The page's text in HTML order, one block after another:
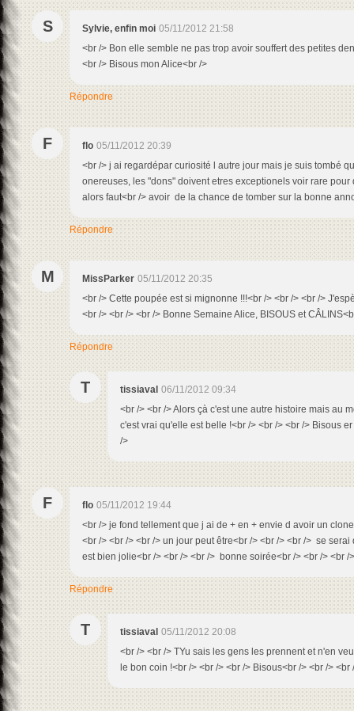
S Sylvie, enfin moi 05/11/2012 21:58
<br /> Bon elle semble ne pas trop avoir souffert des petites
<br /> Bisous mon Alice<br />
Répondre
F flo 05/11/2012 20:39
<br /> j ai regardépar curiosité l autre jour mais je suis tombé
onereuses, les "dons" doivent etres exceptionels voir rare
alors faut<br /> avoir de la chance de tomber sur la bonne
Répondre
M MissParker 05/11/2012 20:35
<br /> Cette poupée est si mignonne !!!<br /> <br /> <br />
<br /> <br /> <br /> Bonne Semaine Alice, BISOUS et
Répondre
T tissiaval 06/11/2012 09:34
<br /> <br /> Alors çà c'est une autre histoire mais au
c'est vrai qu'elle est belle !<br /> <br /> <br /> Bisous
/>
F flo 05/11/2012 19:44
<br /> je fond tellement que j ai de + en + envie d avoir un
<br /> <br /> <br /> un jour peut être<br /> <br /> <br /> se
est bien jolie<br /> <br /> <br /> bonne soirée<br /> <br /> <br /
Répondre
T tissiaval 05/11/2012 20:08
<br /> <br /> TYu sais les gens les prennent et n'en
le bon coin !<br /> <br /> <br /> Bisous<br /> <br /> <br